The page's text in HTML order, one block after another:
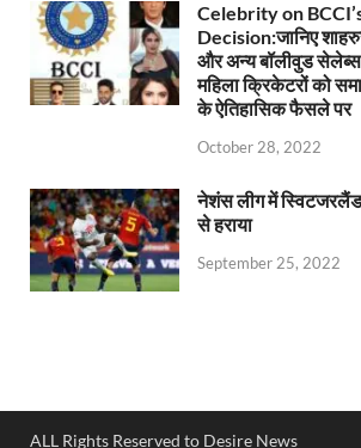
Celebrity on
Decision:जानिए
और अन्य बॉलीवुड सेलेब्स
महिला क्रिकेटरों को
के ऐतिहासिक फैसले पर
October 28, 2022
नेशंस लीग में
से हराया
September 25, 2022
ALL Rights Reserved to Desire News